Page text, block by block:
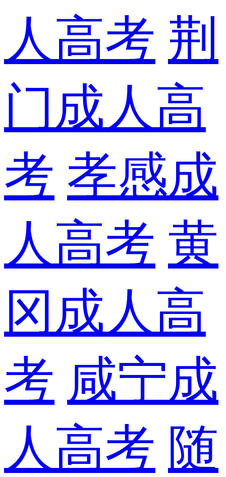
人高考 荆
门成人高
考 孝感成
人高考 黄
冈成人高
考 咸宁成
人高考 随